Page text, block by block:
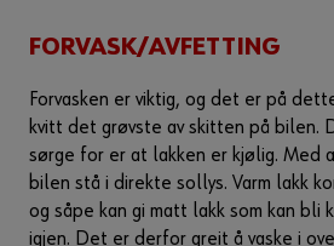
FORVASK/AVFETTING
Forvasken er viktig, og det er på
kvitt det grøvste av skitten på bilen.
sørge for er at lakken er kjølig. Med
bilen stå i direkte sollys. Varm lakk
og såpe kan gi matt lakk som kan bli
igjen. Det er derfor greit å vaske i